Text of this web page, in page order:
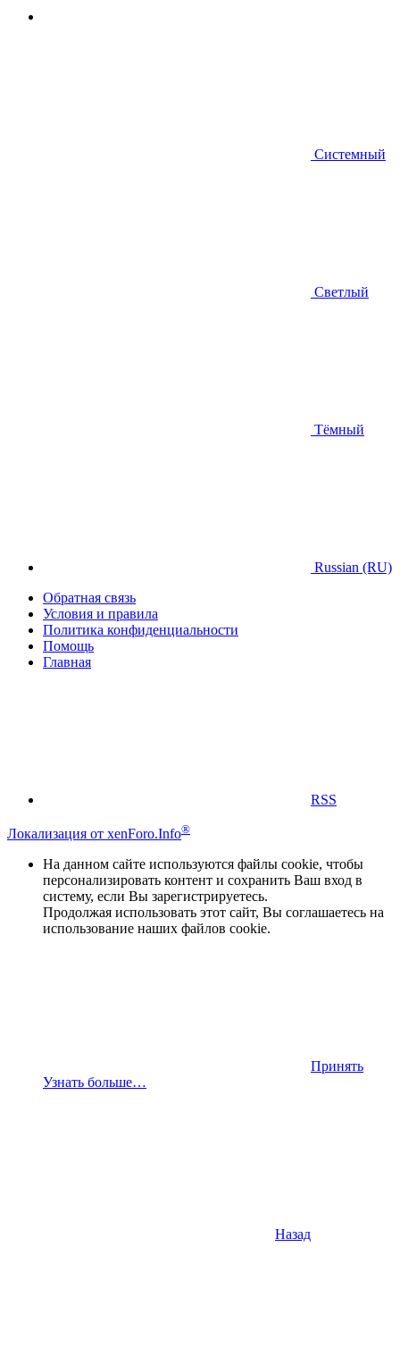
Системный
Светлый
Тёмный
Russian (RU)
Обратная связь
Условия и правила
Политика конфиденциальности
Помощь
Главная
RSS
Локализация от xenForo.Info®
На данном сайте используются файлы cookie, чтобы
персонализировать контент и сохранить Ваш вход в
систему, если Вы зарегистрируетесь.
Продолжая использовать этот сайт, Вы соглашаетесь на
использование наших файлов cookie.
Принять
Узнать больше…
Назад